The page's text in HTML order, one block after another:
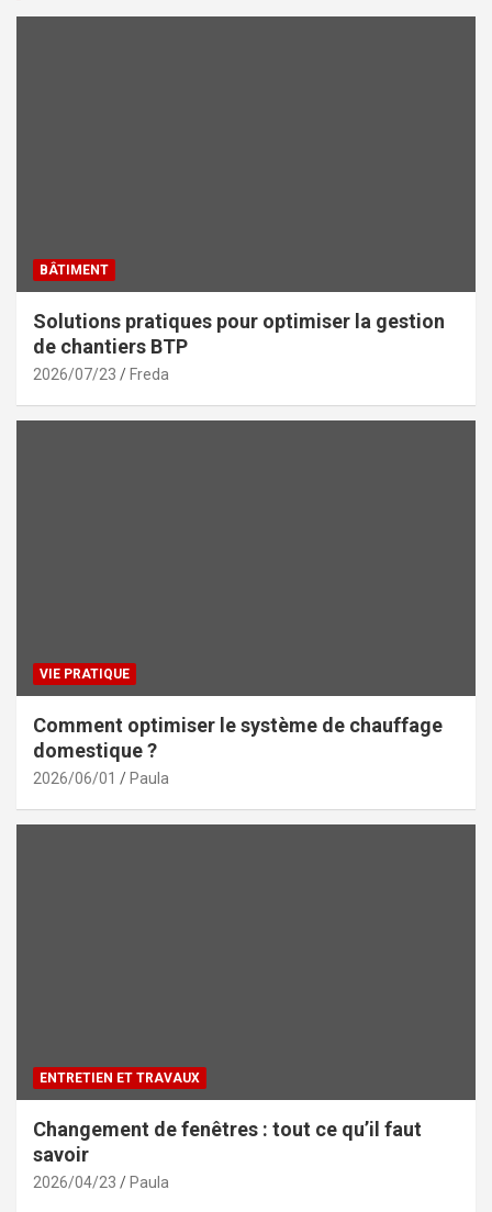
BÂTIMENT
Solutions pratiques pour optimiser la gestion
de chantiers BTP
2026/07/23 Freda
VIE PRATIQUE
Comment optimiser le système de chauffage
domestique ?
2026/06/01 Paula
ENTRETIEN ET TRAVAUX
Changement de fenêtres : tout ce qu’il faut
savoir
2026/04/23 Paula